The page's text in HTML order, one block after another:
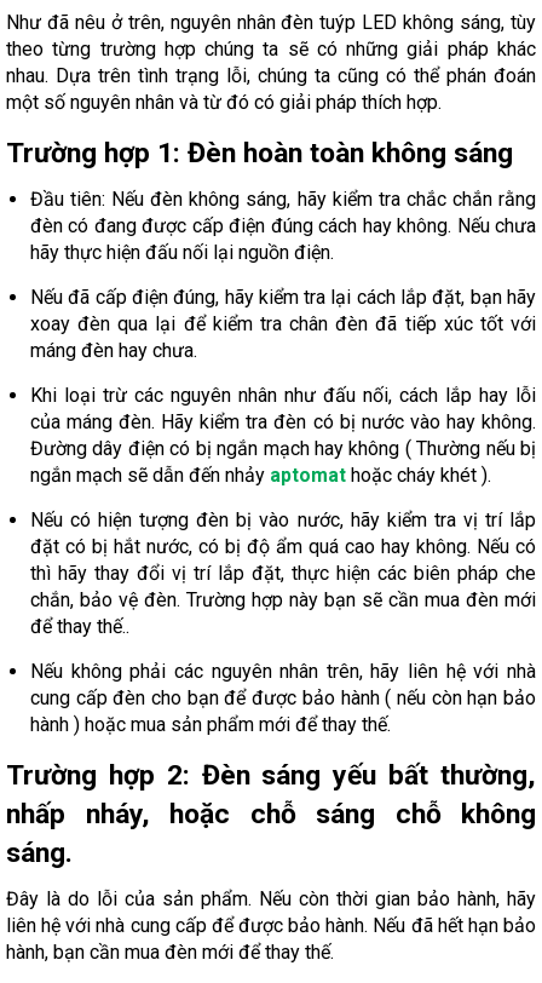
Như đã nêu ở trên, nguyên nhân đèn tuýp LED không sáng, tùy
theo từng trường hợp chúng ta sẽ có những giải pháp khác
nhau. Dựa trên tình trạng lỗi, chúng ta cũng có thể phán đoán
một số nguyên nhân và từ đó có giải pháp thích hợp.
Trường hợp 1: Đèn hoàn toàn không sáng
Đầu tiên: Nếu đèn không sáng, hãy kiểm tra chắc chắn rằng
đèn có đang được cấp điện đúng cách hay không. Nếu chưa
hãy thực hiện đấu nối lại nguồn điện.
Nếu đã cấp điện đúng, hãy kiểm tra lại cách lắp đặt, bạn hãy
xoay đèn qua lại để kiểm tra chân đèn đã tiếp xúc tốt với
máng đèn hay chưa.
Khi loại trừ các nguyên nhân như đấu nối, cách lắp hay lỗi
của máng đèn. Hãy kiểm tra đèn có bị nước vào hay không.
Đường dây điện có bị ngắn mạch hay không ( Thường nếu bị
ngắn mạch sẽ dẫn đến nhảy aptomat hoặc cháy khét ).
Nếu có hiện tượng đèn bị vào nước, hãy kiểm tra vị trí lắp
đặt có bị hắt nước, có bị độ ẩm quá cao hay không. Nếu có
thì hãy thay đổi vị trí lắp đặt, thực hiện các biên pháp che
chắn, bảo vệ đèn. Trường hợp này bạn sẽ cần mua đèn mới
để thay thế..
Nếu không phải các nguyên nhân trên, hãy liên hệ với nhà
cung cấp đèn cho bạn để được bảo hành ( nếu còn hạn bảo
hành ) hoặc mua sản phẩm mới để thay thế.
Trường hợp 2: Đèn sáng yếu bất thường,
nhấp nháy, hoặc chỗ sáng chỗ không
sáng.
Đây là do lỗi của sản phẩm. Nếu còn thời gian bảo hành, hãy
liên hệ với nhà cung cấp để được bảo hành. Nếu đã hết hạn bảo
hành, bạn cần mua đèn mới để thay thế.